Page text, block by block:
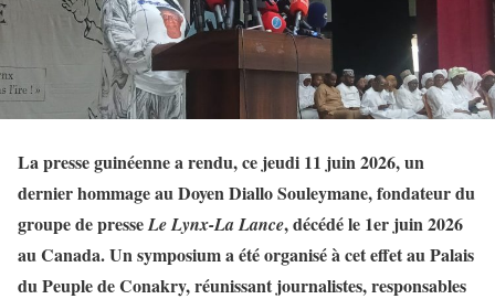
La presse guinéenne a rendu, ce jeudi 11 juin 2026, un
dernier hommage au Doyen Diallo Souleymane, fondateur du
groupe de presseLe Lynx-La Lance, décédé le 1er juin 2026
au Canada. Un symposium a été organisé à cet effet au Palais
du Peuple de Conakry, réunissant journalistes, responsables